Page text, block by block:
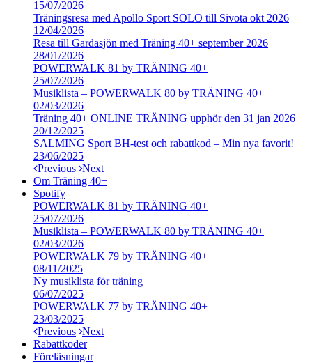
15/07/2026
Träningsresa med Apollo Sport SOLO till Sivota okt 2026
12/04/2026
Resa till Gardasjön med Träning 40+ september 2026
28/01/2026
POWERWALK 81 by TRÄNING 40+
25/07/2026
Musiklista – POWERWALK 80 by TRÄNING 40+
02/03/2026
Träning 40+ ONLINE TRÄNING upphör den 31 jan 2026
20/12/2025
SALMING Sport BH-test och rabattkod – Min nya favorit!
23/06/2025
Previous Next
Om Träning 40+
Spotify
POWERWALK 81 by TRÄNING 40+
25/07/2026
Musiklista – POWERWALK 80 by TRÄNING 40+
02/03/2026
POWERWALK 79 by TRÄNING 40+
08/11/2025
Ny musiklista för träning
06/07/2025
POWERWALK 77 by TRÄNING 40+
23/03/2025
Previous Next
Rabattkoder
Föreläsningar